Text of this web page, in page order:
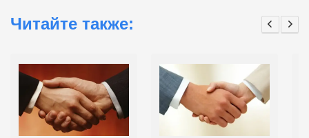
Читайте также: